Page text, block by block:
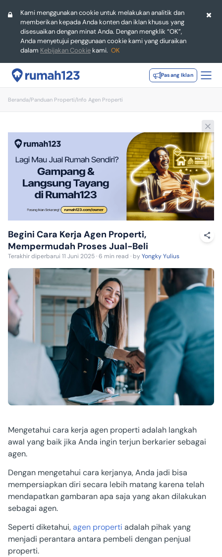
Kami menggunakan cookie untuk melakukan analitik dan
memberikan kepada Anda konten dan iklan khusus yang
disesuaikan dengan minat Anda. Dengan mengklik “OK”,
Anda menyetujui penggunaan cookie kami yang diuraikan
dalam Kebijakan Cookie kami. OK
Pasang Iklan
Beranda/Panduan Properti/Info Agen Properti
Begini Cara Kerja Agen Properti,
Mempermudah Proses Jual-Beli
Terakhir diperbarui 11 Juni 2025 · 6 min read · by Yongky Yulius
Mengetahui cara kerja agen properti adalah langkah
awal yang baik jika Anda ingin terjun berkarier sebagai
agen.
Dengan mengetahui cara kerjanya, Anda jadi bisa
mempersiapkan diri secara lebih matang karena telah
mendapatkan gambaran apa saja yang akan dilakukan
sebagai agen.
Seperti diketahui,agen properti adalah pihak yang
menjadi perantara antara pembeli dengan penjual
properti.